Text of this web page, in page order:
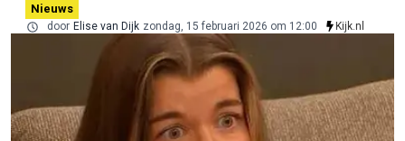
Nieuws
door Elise van Dijk zondag, 15 februari 2026 om 12:00 Kijk.nl